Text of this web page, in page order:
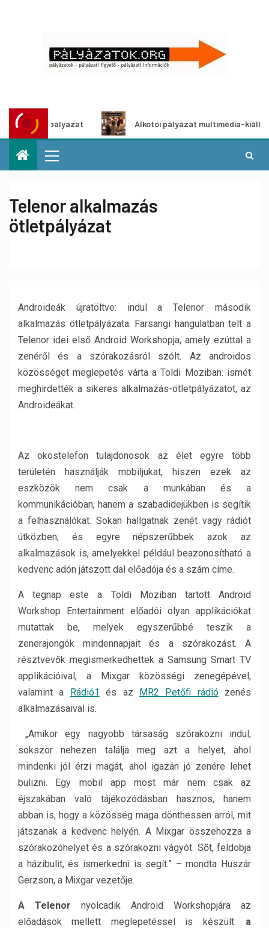
Alkotói pályázat multimédia-kiállításhoz
Telenor alkalmazás
ötletpályázat
Androideák újratöltve: indul a Telenor második
alkalmazás ötletpályázata. Farsangi hangulatban telt a
Telenor idei első Android Workshopja, amely ezúttal a
zenéről és a szórakozásról szólt. Az androidos
közösséget meglepetés várta a Toldi Moziban: ismét
meghirdették a sikeres alkalmazás-ötletpályázatot, az
Androideákat.
Az okostelefon tulajdonosok az élet egyre több
területén használják mobiljukat, hiszen ezek az
eszközök nem csak a munkában és a
kommunikációban, hanem a szabadidejükben is segítik
a felhasználókat. Sokan hallgatnak zenét vagy rádiót
útközben, és egyre népszerűbbek azok az
alkalmazások is, amelyekkel például beazonosítható a
kedvenc adón játszott dal előadója és a szám címe.
A tegnap este a Toldi Moziban tartott Android
Workshop Entertainment előadói olyan applikációkat
mutattak be, melyek egyszerűbbé teszik a
zenerajongók mindennapjait és a szórakozást. A
résztvevők megismerkedhettek a Samsung Smart TV
applikációival, a Mixgar közösségi zenegépével,
valamint a Rádió1 és az MR2 Petőfi rádiózenés
alkalmazásaival is.
„Amikor egy nagyobb társaság szórakozni indul,
sokszor nehezen találja meg azt a helyet, ahol
mindenki jól érzi magát, ahol igazán jó zenére lehet
bulizni. Egy mobil app most már nem csak az
éjszakában való tájékozódásban hasznos, hanem
abban is, hogy a közösség maga dönthessen arról, mit
játszanak a kedvenc helyén. A Mixgar összehozza a
szórakozóhelyet és a szórakozni vágyót. Sőt, feldobja
a házibulit, és ismerkedni is segít.” – mondta Huszár
Gerzson, a Mixgar vezetője.
A Telenor nyolcadik Android Workshopjára az
előadások mellett meglepetéssel is készült: a